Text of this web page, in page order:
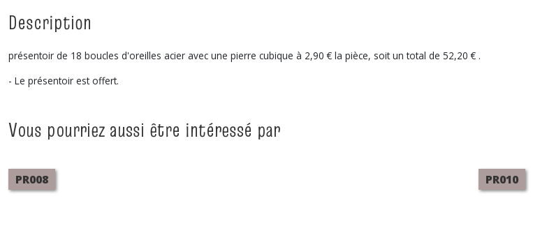
Description
présentoir de 18 boucles d'oreilles acier avec une pierre cubique à 2,90 € la pièce, soit un total de 52,20 € .
- Le présentoir est offert.
Vous pourriez aussi être intéressé par
PR008 PR010